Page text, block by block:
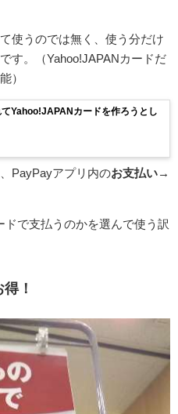
使うのでは無く、使う分だけ
す。（Yahoo!JAPANカードだ
）
Yahoo!JAPANカードを作ろうとし
PayPayアプリ内のお支払い→
で支払うのかを選んで使う訳
！